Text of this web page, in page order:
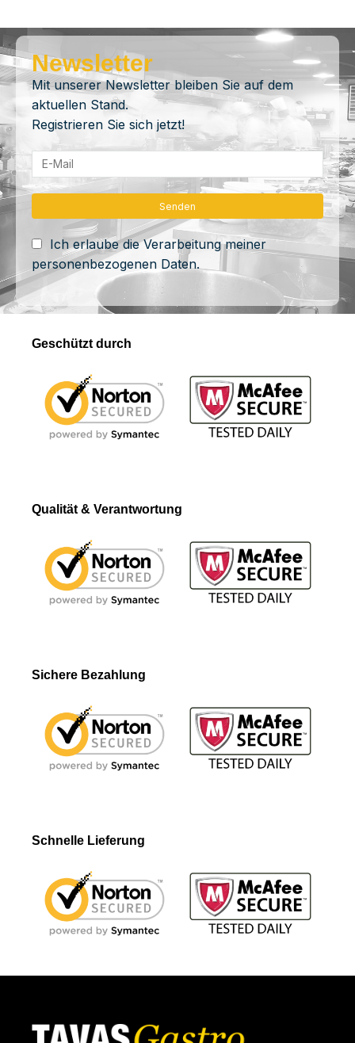
Newsletter
Mit unserer Newsletter bleiben Sie auf dem
aktuellen Stand.
Registrieren Sie sich jetzt!
Ich erlaube die Verarbeitung meiner
personenbezogenen Daten.
Geschützt durch
Qualität & Verantwortung
Sichere Bezahlung
Schnelle Lieferung